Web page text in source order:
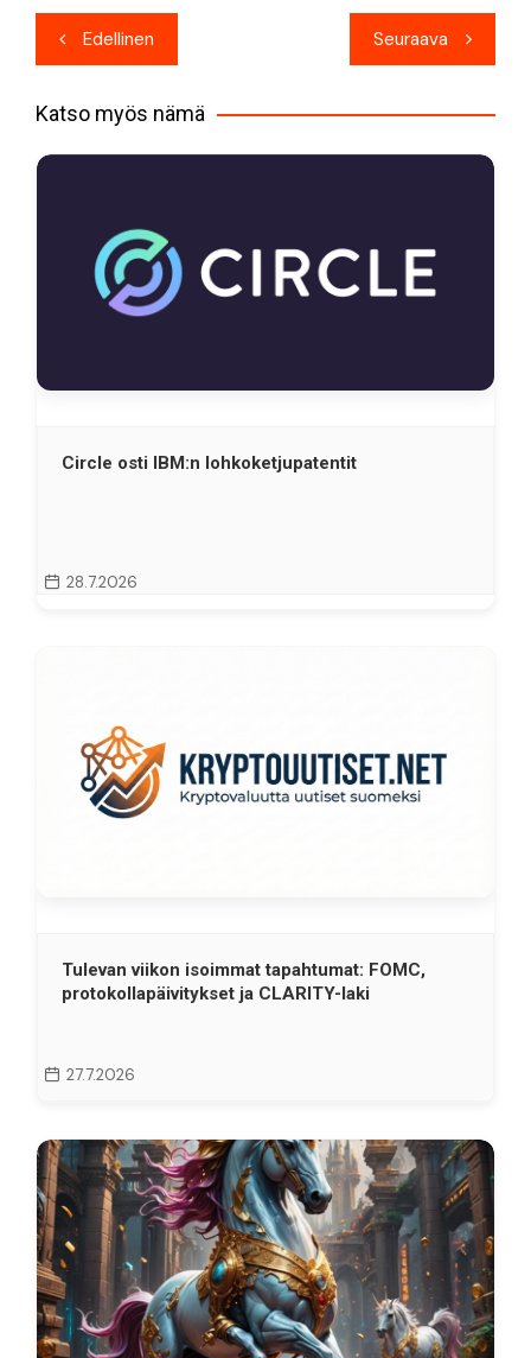
Artikkelien
selaus
Edellinen Seuraava
Katso myös nämä
Circle osti IBM:n lohkoketjupatentit
28.7.2026
Tulevan viikon isoimmat tapahtumat: FOMC,
protokollapäivitykset ja CLARITY-laki
27.7.2026